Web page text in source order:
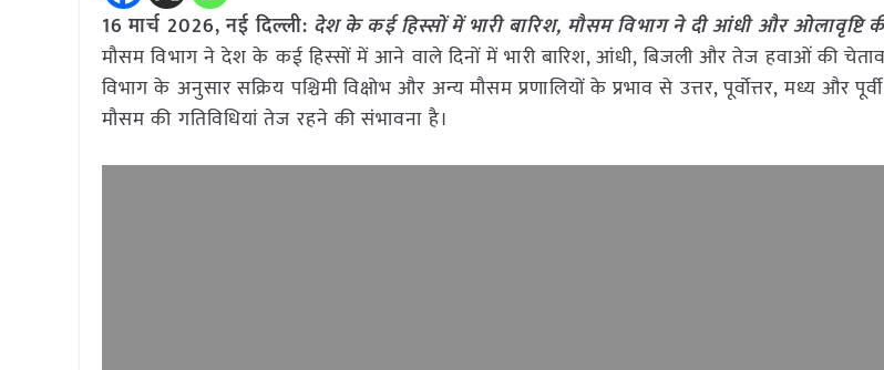
16 मार्च 2026, नई दिल्ली: देश के कई हिस्सों में भारी बारिश, मौसम विभाग ने दी आंधी और ओलावृष्टि
मौसम विभाग ने देश के कई हिस्सों में आने वाले दिनों में भारी बारिश, आंधी, बिजली और तेज हवाओं की
विभाग के अनुसार सक्रिय पश्चिमी विक्षोभ और अन्य मौसम प्रणालियों के प्रभाव से उत्तर, पूर्वोत्तर, मध्य और
मौसम की गतिविधियां तेज रहने की संभावना है।